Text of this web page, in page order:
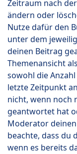
Zeitraum nach
ändern oder
Nutze dafür den
unter dem
deinen Beitrag
Themenansicht
sowohl die
letzte Zeitpunkt
nicht, wenn noch
geantwortet hat
Moderator
beachte, dass du
wenn es bereits